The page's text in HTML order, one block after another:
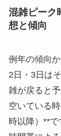
混雑ピーク
想と傾向
例年の傾向か
2日・3日は
雑が戻ると予
空いている
時以降）**で